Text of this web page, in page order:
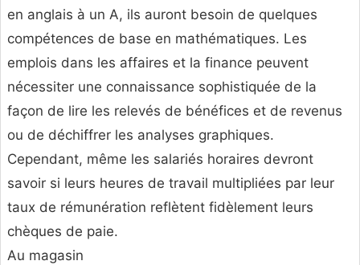
en anglais à un A, ils auront besoin de quelques
compétences de base en mathématiques. Les
emplois dans les affaires et la finance peuvent
nécessiter une connaissance sophistiquée de la
façon de lire les relevés de bénéfices et de revenus
ou de déchiffrer les analyses graphiques.
Cependant, même les salariés horaires devront
savoir si leurs heures de travail multipliées par leur
taux de rémunération reflètent fidèlement leurs
chèques de paie.
Au magasin